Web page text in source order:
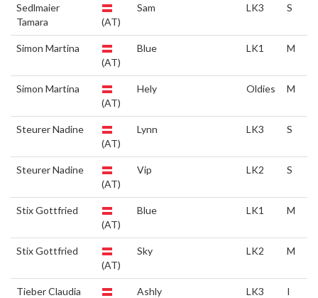
Sedlmaier
Tamara
(AT)
Sam LK3 S
Simon Martina
(AT)
Blue LK1 M
Simon Martina
(AT)
Hely Oldies M
Steurer Nadine
(AT)
Lynn LK3 S
Steurer Nadine
(AT)
Vip LK2 S
Stix Gottfried
(AT)
Blue LK1 M
Stix Gottfried
(AT)
Sky LK2 M
Tieber Claudia
Ashly LK3 I